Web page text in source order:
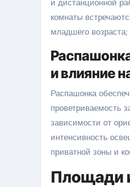
и дистанционной
комнаты
младшего
и влияние
Распашонка
проветриваемость
зависимости от
интенсивность
приватной зоны и
Площади